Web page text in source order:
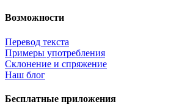
Возможности
Перевод текста
Примеры употребления
Склонение и спряжение
Наш блог
Бесплатные приложения